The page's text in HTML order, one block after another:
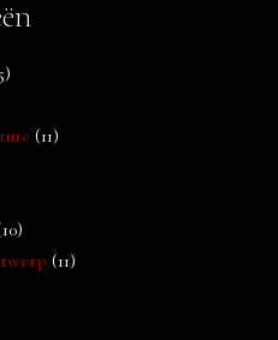
(11)
(11)